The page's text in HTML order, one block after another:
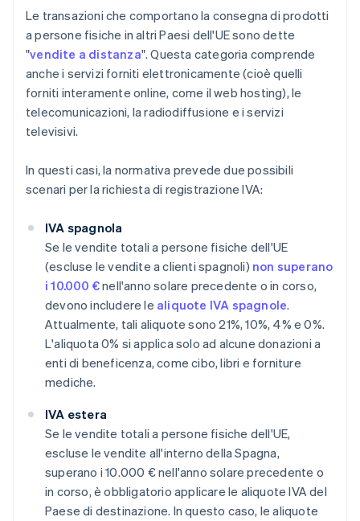
Le transazioni che comportano la consegna di prodotti
a persone fisiche in altri Paesi dell'UE sono dette
"vendite a distanza". Questa categoria comprende
anche i servizi forniti elettronicamente (cioè quelli
forniti interamente online, come il web hosting), le
telecomunicazioni, la radiodiffusione e i servizi
televisivi.
In questi casi, la normativa prevede due possibili
scenari per la richiesta di registrazione IVA:
IVA spagnola
Se le vendite totali a persone fisiche dell'UE
(escluse le vendite a clienti spagnoli) non superano
i 10.000 €nell'anno solare precedente o in corso,
devono includere le aliquote IVA spagnole.
Attualmente, tali aliquote sono 21%, 10%, 4% e 0%.
L'aliquota 0% si applica solo ad alcune donazioni a
enti di beneficenza, come cibo, libri e forniture
mediche.
IVA estera
Se le vendite totali a persone fisiche dell'UE,
escluse le vendite all'interno della Spagna,
superano i 10.000 € nell'anno solare precedente o
in corso, è obbligatorio applicare le aliquote IVA del
Paese di destinazione. In questo caso, le aliquote